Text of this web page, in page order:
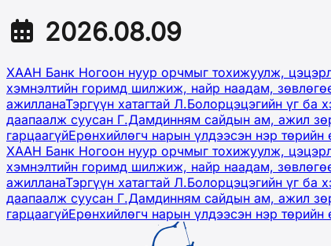
2026.08.09
ХААН Банк Ногоон нуур орчмыг тохижуулж,
хэмнэлтийн горимд шилжиж, найр наадам,
ажилланаТэргүүн хатагтай Л.Болорцэцэгийн үг ба
даапаалж суусан Г.Дамдинням сайдын ам, ажил
гарцаагүйЕрөнхийлөгч нарын үлдээсэн нэр төрийн
ХААН Банк Ногоон нуур орчмыг тохижуулж,
хэмнэлтийн горимд шилжиж, найр наадам,
ажилланаТэргүүн хатагтай Л.Болорцэцэгийн үг ба
даапаалж суусан Г.Дамдинням сайдын ам, ажил
гарцаагүйЕрөнхийлөгч нарын үлдээсэн нэр төрийн